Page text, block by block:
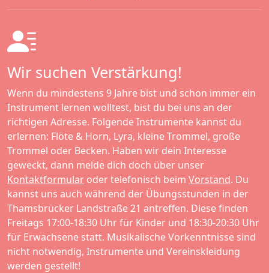
Wir suchen Verstärkung!
Wenn du mindestens 9 Jahre bist und schon immer ein
Instrument lernen wolltest, bist du bei uns an der
richtigen Adresse. Folgende Instrumente kannst du
erlernen: Flöte & Horn, Lyra, kleine Trommel, große
Trommel oder Becken. Haben wir dein Interesse
geweckt, dann melde dich doch über unser
Kontaktformular oder telefonisch beim Vorstand. Du
kannst uns auch während der Übungsstunden in der
Thamsbrücker Landstraße 21 antreffen. Diese finden
Freitags 17:00-18:30 Uhr für Kinder und 18:30-20:30 Uhr
für Erwachsene statt. Musikalische Vorkenntnisse sind
nicht notwendig, Instrumente und Vereinskleidung
werden gestellt!